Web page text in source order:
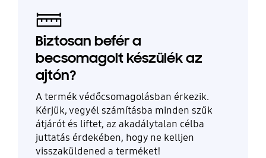
Biztosan befér a
becsomagolt készülék az
ajtón?
A termék védőcsomagolásban érkezik.
Kérjük, vegyél számításba minden szűk
átjárót és liftet, az akadálytalan célba
juttatás érdekében, hogy ne kelljen
visszaküldened a terméket!